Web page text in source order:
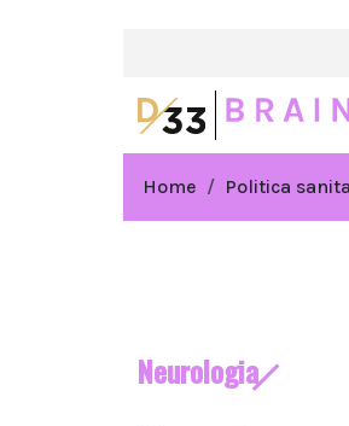
Home Politica
Neurologia